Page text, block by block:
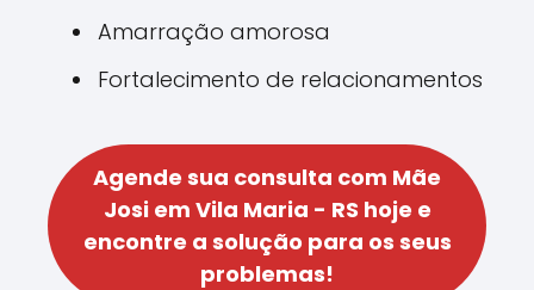
Amarração amorosa
Fortalecimento de relacionamentos
Agende sua consulta com Mãe
Josi em Vila Maria - RS hoje e
encontre a solução para os seus
problemas!